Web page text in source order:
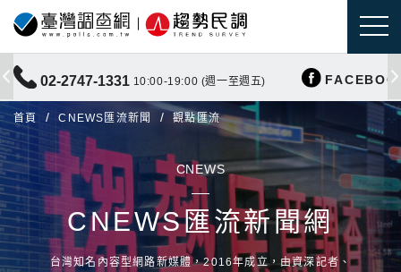
02-2747-1331 10:00-19:00 (週一至週五)
首頁 CNEWS匯流新聞 觀點匯流
CNEWS
CNEWS匯流新聞網
台灣知名內容型網路新媒體，2016年成立，由資深記者、